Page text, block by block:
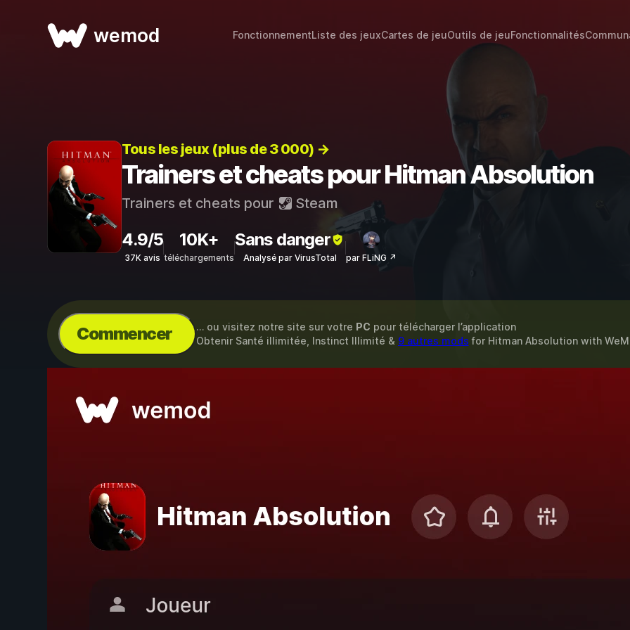
wemod FonctionnementListe des jeuxCartes de jeuOutils de jeuFonctionnalités
Tous les jeux (plus de 3 000) →
Trainers et cheats pour Hitman Absolution
Trainers et cheats pour Steam
4.9/5
37K avis
10K+
téléchargements
Sans danger
Analysé par VirusTotal par FLiNG ↗
Commencer … ou visitez notre site sur votre PC pour télécharger l’application
Obtenir Santé illimitée, Instinct Illimité & 9 autres mods for Hitman Absolutionwith